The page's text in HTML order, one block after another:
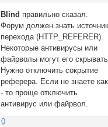
Blind правильно сказал.
Форум должен знать
перехода (HTTP_REFERER).
Некоторые антивирусы или
файрволы могут его
Нужно отключить сокрытие
реферера. Если не знаете как
- то проще отключить
антивирус или файрвол.
0